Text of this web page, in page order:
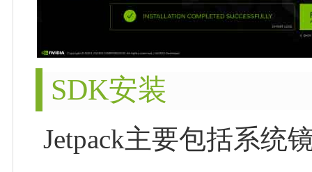
SDK安装
Jetpack主要包括系统